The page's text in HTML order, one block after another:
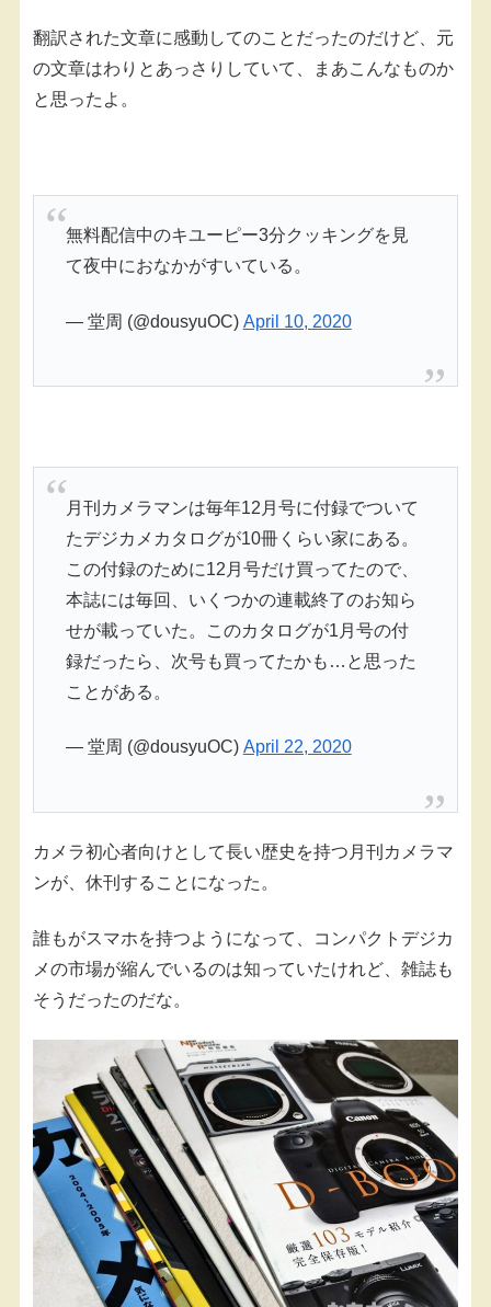
翻訳された文章に感動してのことだったのだけど、元
の文章はわりとあっさりしていて、まあこんなものか
と思ったよ。
無料配信中のキユーピー3分クッキングを見
て夜中におなかがすいている。
— 堂周 (@dousyuOC) April 10, 2020
月刊カメラマンは毎年12月号に付録でついて
たデジカメカタログが10冊くらい家にある。
この付録のために12月号だけ買ってたので、
本誌には毎回、いくつかの連載終了のお知ら
せが載っていた。このカタログが1月号の付
録だったら、次号も買ってたかも…と思った
ことがある。
— 堂周 (@dousyuOC) April 22, 2020
カメラ初心者向けとして長い歴史を持つ月刊カメラマ
ンが、休刊することになった。
誰もがスマホを持つようになって、コンパクトデジカ
メの市場が縮んでいるのは知っていたけれど、雑誌も
そうだったのだな。